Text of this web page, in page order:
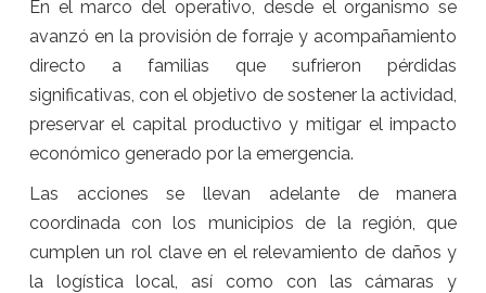
En el marco del operativo, desde el organismo se
avanzó en la provisión de forraje y acompañamiento
directo a familias que sufrieron pérdidas
significativas, con el objetivo de sostener la actividad,
preservar el capital productivo y mitigar el impacto
económico generado por la emergencia.
Las acciones se llevan adelante de manera
coordinada con los municipios de la región, que
cumplen un rol clave en el relevamiento de daños y
la logística local, así como con las cámaras y